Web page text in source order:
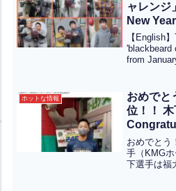
ャレンジ
New
close
【English
'blackbeard
from
ホットな情報
おめでと
位！！
3rd-
JPN】
おめでとう
手（KMG
下選手は福